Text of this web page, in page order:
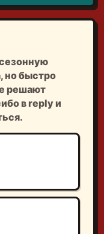
но быстро
решают
в reply и